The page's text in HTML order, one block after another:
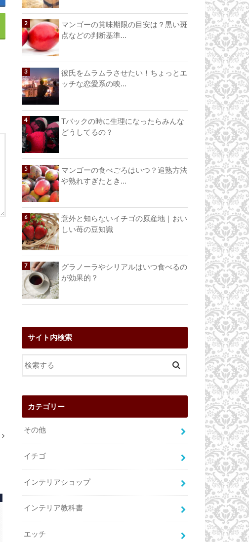
マンゴーの賞味期限の目安は？黒い斑
点などの判断基準...
彼氏をムラムラさせたい！ちょっとエ
ッチな恋愛系の映...
Tバックの時に生理になったらみんな
どうしてるの？
マンゴーの食べごろはいつ？追熟方法
や熟れすぎたとき...
意外と知らないイチゴの原産地｜おい
しい苺の豆知識
グラノーラやシリアルはいつ食べるの
が効果的？
サイト内検索
カテゴリー
その他
イチゴ
インテリアショップ
インテリア教科書
エッチ